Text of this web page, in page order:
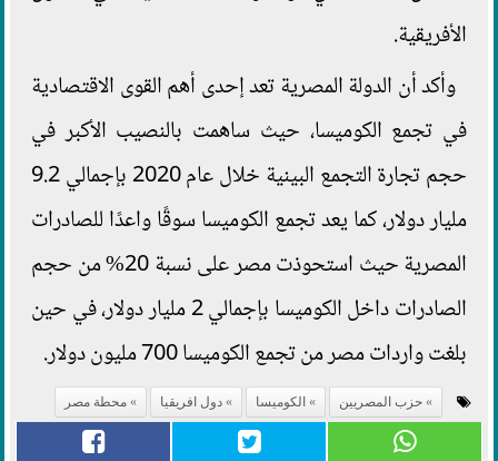
الأفريقية.
وأكد أن الدولة المصرية تعد إحدى أهم القوى الاقتصادية
في تجمع الكوميسا، حيث ساهمت بالنصيب الأكبر في
حجم تجارة التجمع البينية خلال عام 2020 بإجمالي 9.2
مليار دولار، كما يعد تجمع الكوميسا سوقًا واعدًا للصادرات
المصرية حيث استحوذت مصر على نسبة 20% من حجم
الصادرات داخل الكوميسا بإجمالي 2 مليار دولار، في حين
بلغت واردات مصر من تجمع الكوميسا 700 مليون دولار.
حزب المصريين الكوميسا دول افريقيا محطة مصر